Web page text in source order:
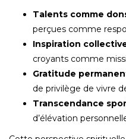
Talents comme
perçues comme
Inspiration
croyants comme
Gratitude
de privilège de vivre
Transcendance
d’élévation